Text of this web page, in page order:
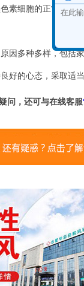
素细胞的正常活动
多种多样，包括家
好的心态，采取适
问，还可与在线客服